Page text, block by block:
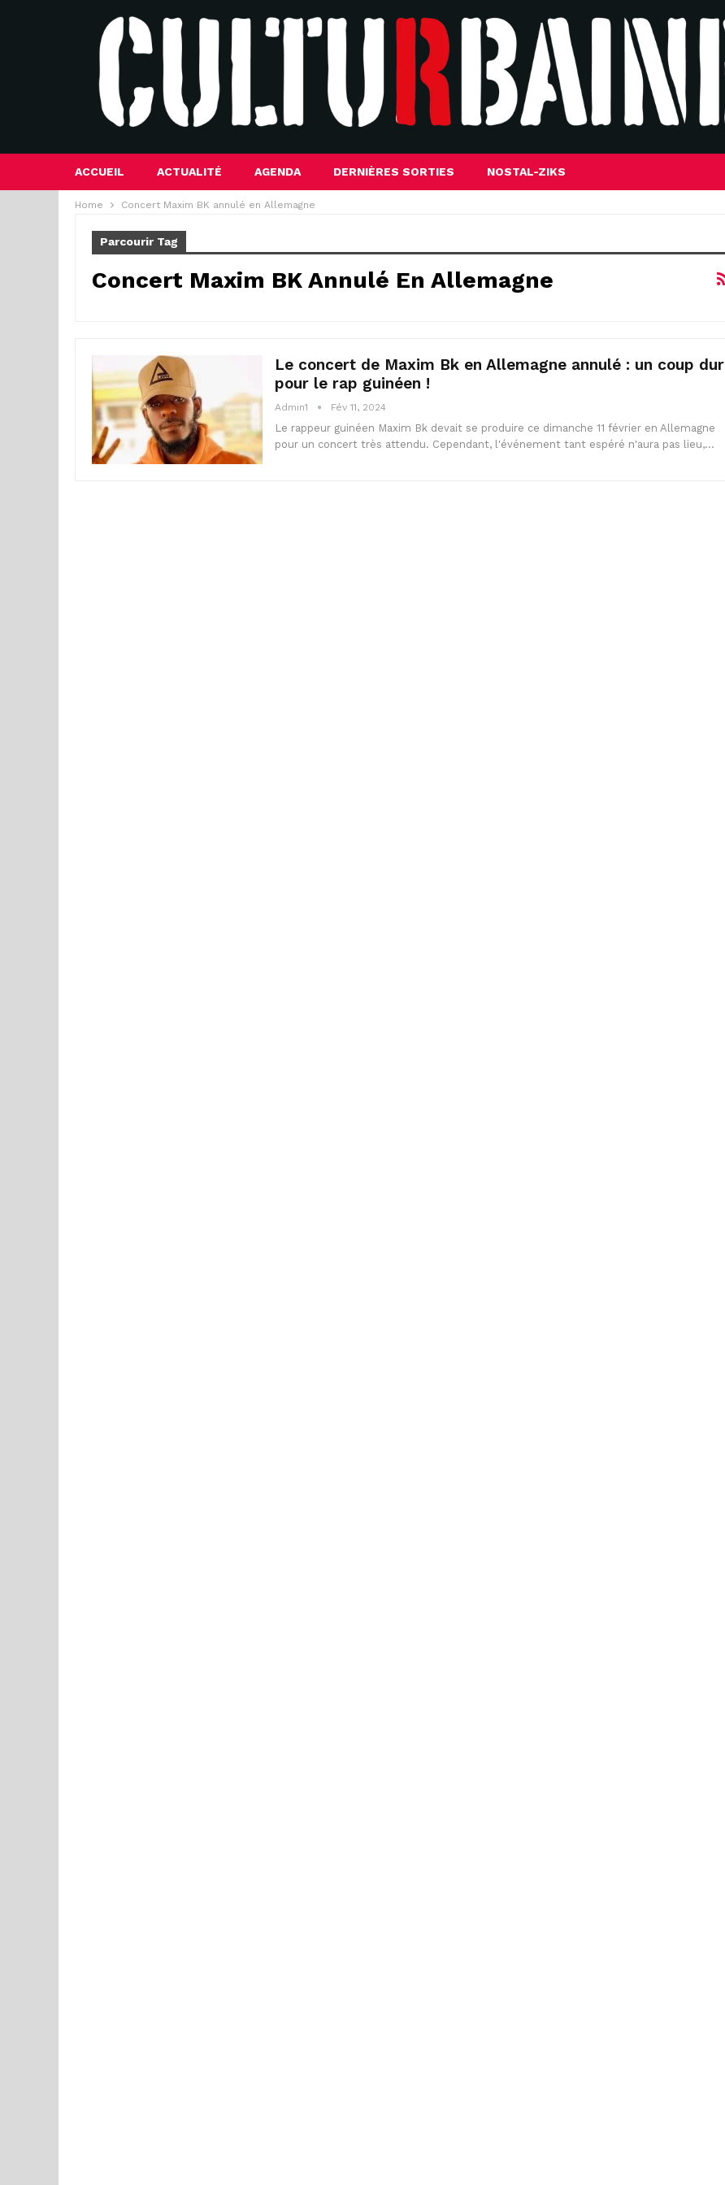
ACCUEIL ACTUALITÉ AGENDA DERNIÈRES SORTIES NOSTAL-ZIKS
Home Concert Maxim BK annulé en Allemagne
Parcourir Tag
Concert Maxim BK Annulé En Allemagne
Le concert de Maxim Bk en Allemagne annulé : un coup dur
pour le rap guinéen !
Admin1 Fév 11, 2024
Le rappeur guinéen Maxim Bk devait se produire ce dimanche 11 février en Allemagne
pour un concert très attendu. Cependant, l'événement tant espéré n'aura pas lieu,…